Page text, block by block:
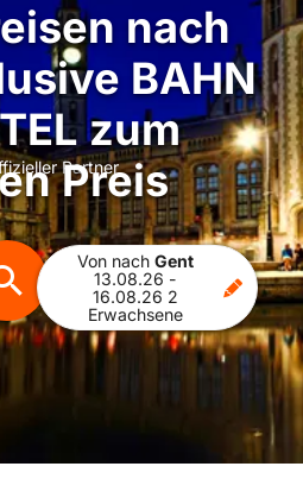
Partner
nach
BAHN
zum
Preis
Von nach Gent
13.08.26 -
16.08.26 2
Erwachsene